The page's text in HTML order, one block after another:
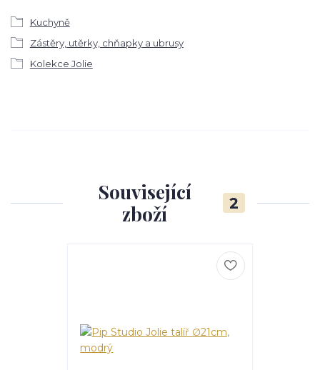
Kuchyně
Zástěry, utěrky, chňapky a ubrusy
Kolekce Jolie
Související
zboží
2